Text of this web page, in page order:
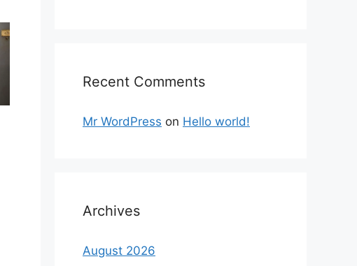
Recent Comments
Mr WordPress on Hello world!
Archives
August 2026